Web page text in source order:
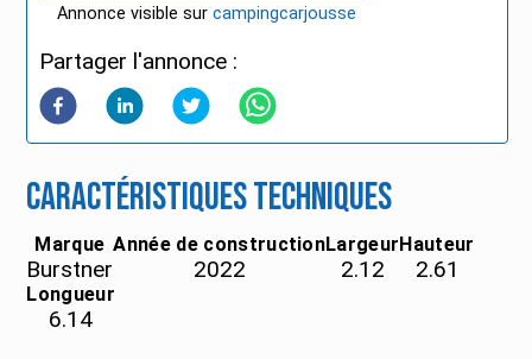
Annonce visible surcampingcarjousse
Partager l'annonce :
Caractéristiques techniques
Marque
Burstner
Année de construction
2022
Largeur
2.12
Hauteur
2.61
Longueur
6.14